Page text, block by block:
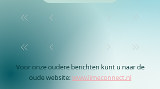
Voor onze oudere berichten kunt u naar de
oude website:www.limeconnect.nl